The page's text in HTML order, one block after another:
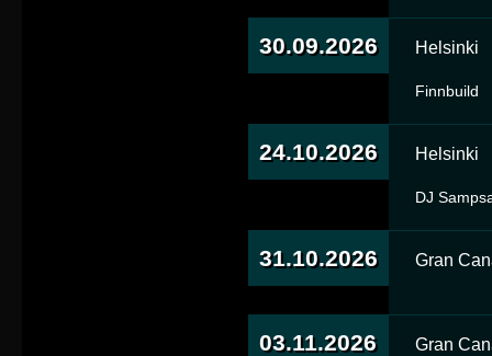
30.09.2026 Helsinki
Finnbuild
24.10.2026 Helsinki
DJ
31.10.2026 Gran
03.11.2026 Gran